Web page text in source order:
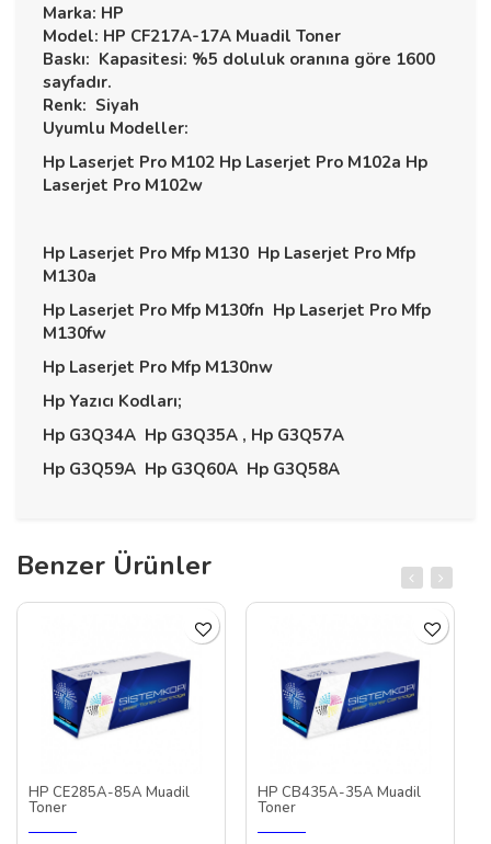
Marka: HP
Model: HP CF217A-17A Muadil Toner
Baskı: Kapasitesi: %5 doluluk oranına göre 1600
sayfadır.
Renk: Siyah
Uyumlu Modeller:
Hp Laserjet Pro M102 Hp Laserjet Pro M102a Hp
Laserjet Pro M102w
Hp Laserjet Pro Mfp M130 Hp Laserjet Pro Mfp
M130a
Hp Laserjet Pro Mfp M130fn Hp Laserjet Pro Mfp
M130fw
Hp Laserjet Pro Mfp M130nw
Hp Yazıcı Kodları;
Hp G3Q34A Hp G3Q35A , Hp G3Q57A
Hp G3Q59A Hp G3Q60A Hp G3Q58A
Benzer Ürünler
HP CE285A-85A Muadil
Toner
HP CB435A-35A Muadil
Toner